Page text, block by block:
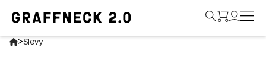
>Slevy